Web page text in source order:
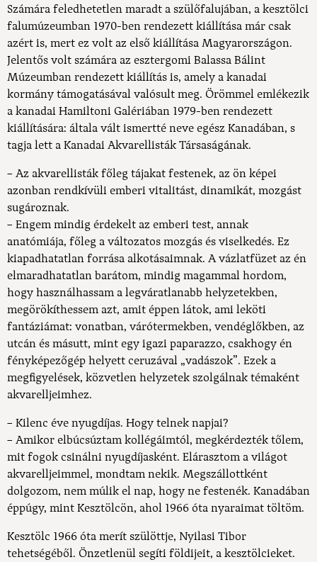
Számára feledhetetlen maradt a szülőfalujában, a kesztölci
falumúzeumban 1970-ben rendezett kiállítása már csak
azért is, mert ez volt az első kiállítása Magyarországon.
Jelentős volt számára az esztergomi Balassa Bálint
Múzeumban rendezett kiállítás is, amely a kanadai
kormány támogatásával valósult meg. Örömmel emlékezik
a kanadai Hamiltoni Galériában 1979-ben rendezett
kiállítására: általa vált ismertté neve egész Kanadában, s
tagja lett a Kanadai Akvarellisták Társaságának.
– Az akvarellisták főleg tájakat festenek, az ön képei
azonban rendkívüli emberi vitalitást, dinamikát, mozgást
sugároznak.
– Engem mindig érdekelt az emberi test, annak
anatómiája, főleg a változatos mozgás és viselkedés. Ez
kiapadhatatlan forrása alkotásaimnak. A vázlatfüzet az én
elmaradhatatlan barátom, mindig magammal hordom,
hogy használhassam a legváratlanabb helyzetekben,
megörökíthessem azt, amit éppen látok, ami leköti
fantáziámat: vonatban, várótermekben, vendéglőkben, az
utcán és másutt, mint egy igazi paparazzo, csakhogy én
fényképezőgép helyett ceruzával „vadászok”. Ezek a
megfigyelések, közvetlen helyzetek szolgálnak témaként
akvarelljeimhez.
– Kilenc éve nyugdíjas. Hogy telnek napjai?
– Amikor elbúcsúztam kollégáimtól, megkérdezték tőlem,
mit fogok csinálni nyugdíjasként. Elárasztom a világot
akvarelljeimmel, mondtam nekik. Megszállottként
dolgozom, nem múlik el nap, hogy ne festenék. Kanadában
éppúgy, mint Kesztölcön, ahol 1966 óta nyaraimat töltöm.
Kesztölc 1966 óta merít szülöttje, Nyilasi Tibor
tehetségéből. Önzetlenül segíti földijeit, a kesztölcieket.